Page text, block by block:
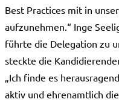
Best Practices mit in
aufzunehmen.“ Inge
führte die Delegation zu
steckte die
„Ich finde es
aktiv und ehrenamtlich